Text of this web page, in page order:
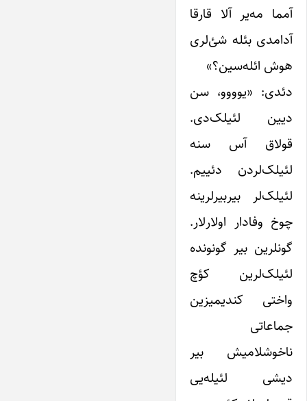
آمما مه‌یر آلا قارقا
آدامدی بئله شئ‌لری
هوش ائله‌سین؟»
دئدی: «یوووو، سن
دیین‌ لئیلک‌دی.
قولاق آس سنه
لئیلک‌لردن دئییم.
لئیلک‌لر بیربیرلرینه
چوخ وفادار اولارلار.
گونلرین بیر گونونده
لئیلک‌لرین کؤچ
واختی کندیمیزین
جماعاتی
ناخوشلامیش بیر
دیشی ‌لئیله‌یی